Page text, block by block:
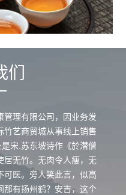
管理有限公司，因业务发
竹艺商贸城从事线上销售
宋.苏东坡诗作《於潜僧
居无竹。无肉令人瘦，无
可医。旁人笑此言，似高
那有扬州鹤？安吉，这个